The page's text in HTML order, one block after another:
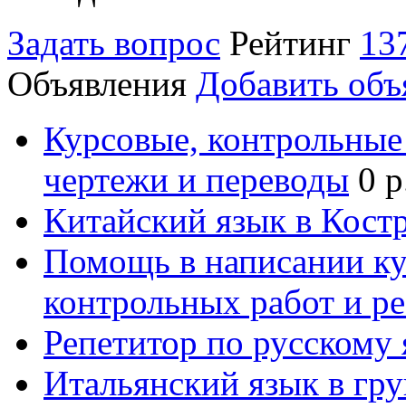
Задать вопрос Рейтинг
Объявления Добавить
Курсовые,
чертежи и переводы 0
Китайский язык в
Помощь в написании
контрольных работ и
Репетитор по русскому
Итальянский язык в